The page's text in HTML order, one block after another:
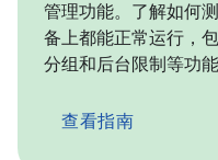
管理功能。了解如何
备上都能正常运行，
分组和后台限制等功能
查看指南